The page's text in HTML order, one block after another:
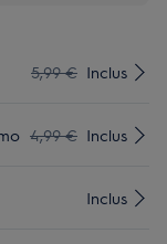
5,99 € Inclus
4,99 € Inclus
Inclus